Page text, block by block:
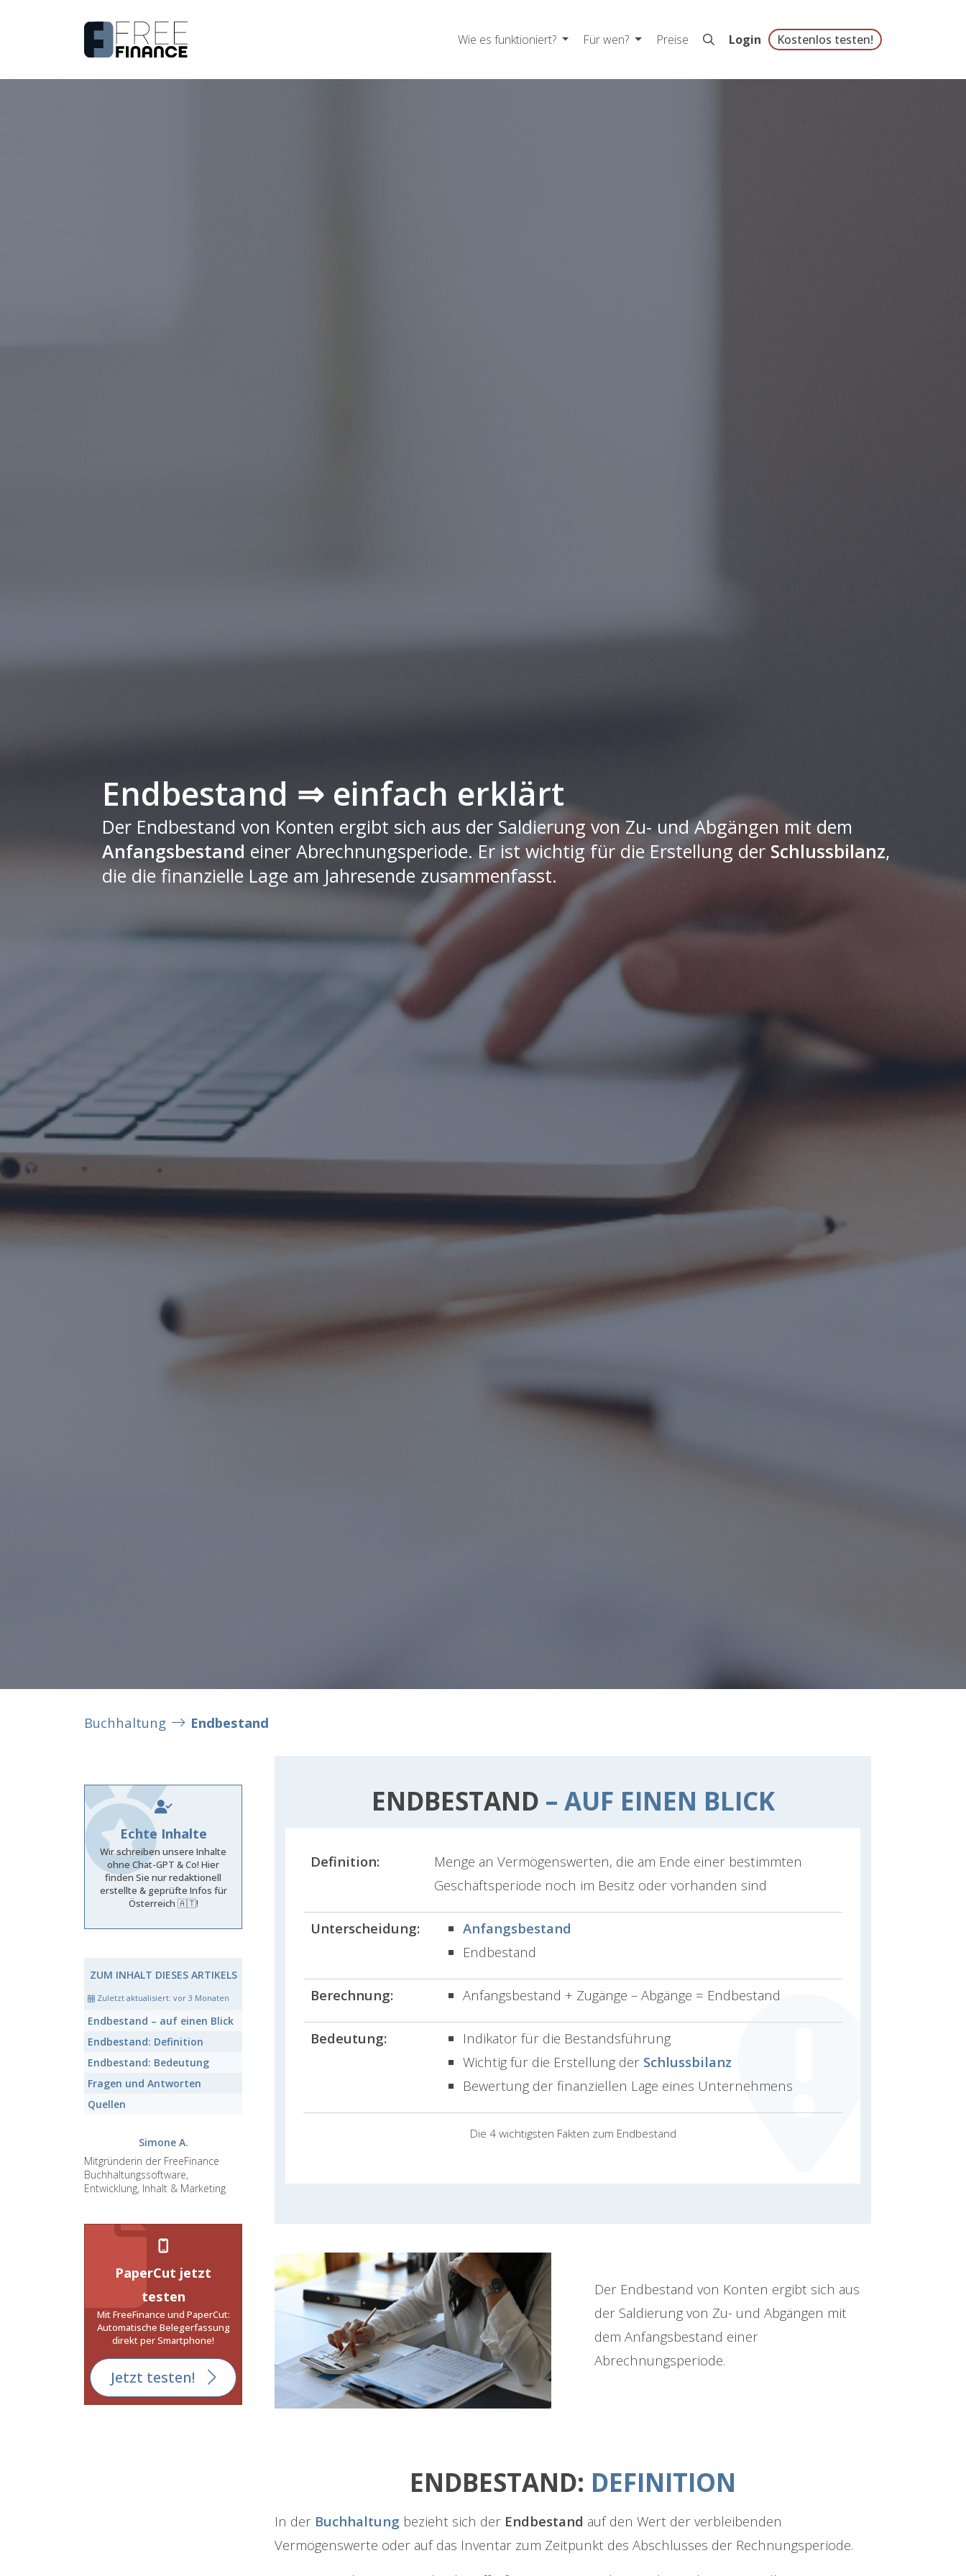
Wie es funktioniert? Für wen? Preise Login Kostenlos testen!
Endbestand ⇒ einfach erklärt
Der Endbestand von Konten ergibt sich aus der Saldierung von Zu- und Abgängen mit dem
Anfangsbestand einer Abrechnungsperiode. Er ist wichtig für die Erstellung der Schlussbilanz,
die die finanzielle Lage am Jahresende zusammenfasst.
Buchhaltung Endbestand
Echte Inhalte
Wir schreiben unsere Inhalte
ohne Chat-GPT & Co! Hier
finden Sie nur redaktionell
erstellte & geprüfte Infos für
Österreich 🇦🇹!
ZUM INHALT DIESES ARTIKELS
Zuletzt aktualisiert: vor 3 Monaten
Endbestand – auf einen Blick
Endbestand: Definition
Endbestand: Bedeutung
Fragen und Antworten
Quellen
Simone A.
Mitgründerin der FreeFinance
Buchhaltungssoftware,
Entwicklung, Inhalt & Marketing
PaperCut jetzt
testen
Mit FreeFinance und PaperCut:
Automatische Belegerfassung
direkt per Smartphone!
Jetzt testen!
ENDBESTAND – AUF EINEN BLICK
Die 4 wichtigsten Fakten zum Endbestand
Definition:
Menge an Vermögenswerten, die am Ende einer bestimmten
Geschäftsperiode noch im Besitz oder vorhanden sind
Unterscheidung:
Anfangsbestand
Endbestand
Berechnung: Anfangsbestand + Zugänge – Abgänge = Endbestand
Bedeutung:
Indikator für die Bestandsführung
Wichtig für die Erstellung der Schlussbilanz
Bewertung der finanziellen Lage eines Unternehmens
Der Endbestand von Konten ergibt sich aus
der Saldierung von Zu- und Abgängen mit
dem Anfangsbestand einer
Abrechnungsperiode.
ENDBESTAND: DEFINITION
In der Buchhaltung bezieht sich der Endbestand auf den Wert der verbleibenden
Vermögenswerte oder auf das Inventar zum Zeitpunkt des Abschlusses der Rechnungsperiode.